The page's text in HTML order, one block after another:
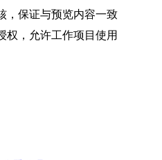
，保证与预览内容一致
权，允许工作项目使用